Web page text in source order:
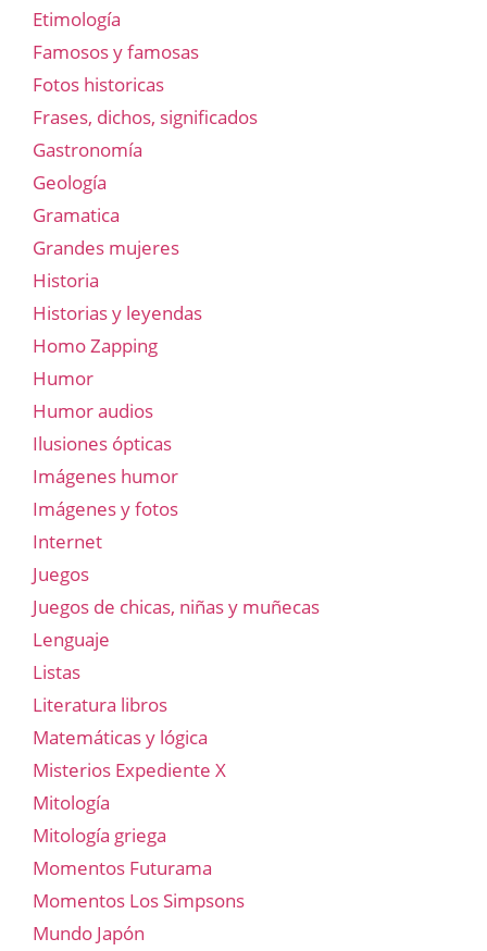
Etimología
Famosos y famosas
Fotos historicas
Frases, dichos, significados
Gastronomía
Geología
Gramatica
Grandes mujeres
Historia
Historias y leyendas
Homo Zapping
Humor
Humor audios
Ilusiones ópticas
Imágenes humor
Imágenes y fotos
Internet
Juegos
Juegos de chicas, niñas y muñecas
Lenguaje
Listas
Literatura libros
Matemáticas y lógica
Misterios Expediente X
Mitología
Mitología griega
Momentos Futurama
Momentos Los Simpsons
Mundo Japón